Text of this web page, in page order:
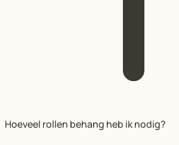
Hoeveel rollen behang heb ik nodig?